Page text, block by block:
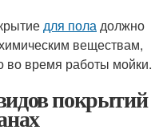
для поладолжно
веществам,
во время работы мойки.
покрытий